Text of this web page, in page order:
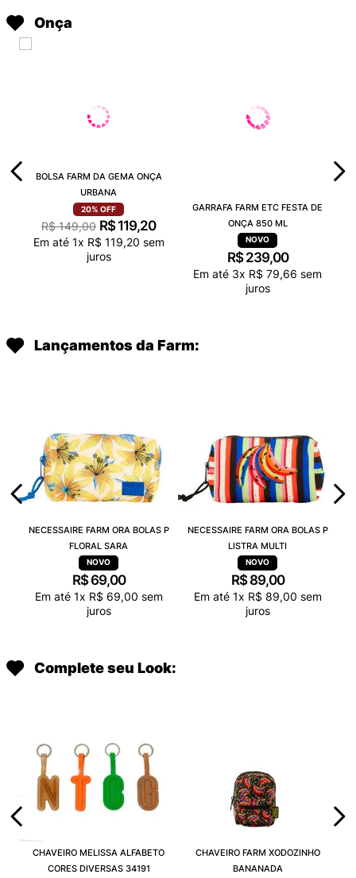
Onça
BOLSA FARM DA GEMA ONÇA
URBANA
20% OFF
R$ 149,00 R$ 119,20
Em até 1x R$ 119,20 sem
juros
GARRAFA FARM ETC FESTA DE
ONÇA 850 ML
R$ 239,00
Em até 3x R$ 79,66 sem
juros
Lançamentos da Farm:
NECESSAIRE FARM ORA BOLAS P
FLORAL SARA
R$ 69,00
Em até 1x R$ 69,00 sem
juros
NECESSAIRE FARM ORA BOLAS P
LISTRA MULTI
R$ 89,00
Em até 1x R$ 89,00 sem
juros
Complete seu Look:
CHAVEIRO MELISSA ALFABETO
CORES DIVERSAS 34191
CHAVEIRO FARM XODOZINHO
BANANADA